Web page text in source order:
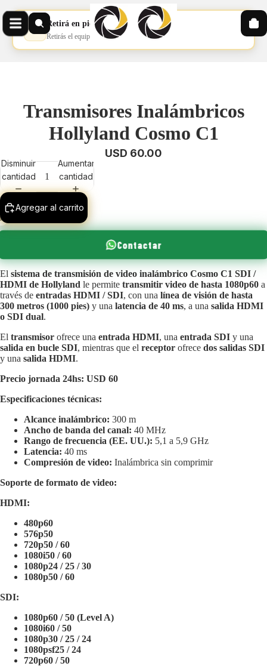
📦 Retirá en pickup
Retirás el equipo en nuestro pickup
Transmisores Inalámbricos
Hollyland Cosmo C1
USD 60.00
Disminuir
cantidad
Aumentar
cantidad
Agregar al carrito
Contactar
El sistema de transmisión de video inalámbrico Cosmo C1 SDI /
HDMI de Hollyland le permite transmitir video de hasta 1080p60 a
través de entradas HDMI / SDI, con una línea de visión de hasta
300 metros (1000 pies) y una latencia de 40 ms, a una salida HDMI
o SDI dual.
El transmisor ofrece una entrada HDMI, una entrada SDI y una
salida en bucle SDI, mientras que el receptor ofrece dos salidas SDI
y una salida HDMI.
Precio jornada 24hs: USD 60
Especificaciones técnicas:
Alcance inalámbrico: 300 m
Ancho de banda del canal: 40 MHz
Rango de frecuencia (EE. UU.): 5,1 a 5,9 GHz
Latencia: 40 ms
Compresión de video: Inalámbrica sin comprimir
Soporte de formato de video:
HDMI:
480p60
576p50
720p50 / 60
1080i50 / 60
1080p24 / 25 / 30
1080p50 / 60
SDI:
1080p60 / 50 (Level A)
1080i60 / 50
1080p30 / 25 / 24
1080psf25 / 24
720p60 / 50